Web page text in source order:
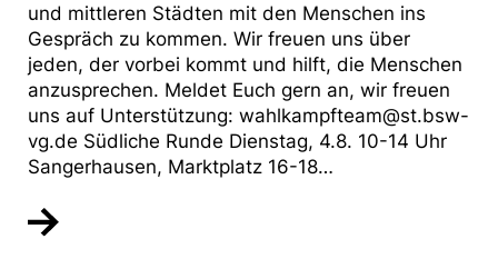
und mittleren Städten mit den Menschen ins
Gespräch zu kommen. Wir freuen uns über
jeden, der vorbei kommt und hilft, die Menschen
anzusprechen. Meldet Euch gern an, wir freuen
uns auf Unterstützung: wahlkampfteam@st.bsw-
vg.de Südliche Runde Dienstag, 4.8. 10-14 Uhr
Sangerhausen, Marktplatz 16-18…